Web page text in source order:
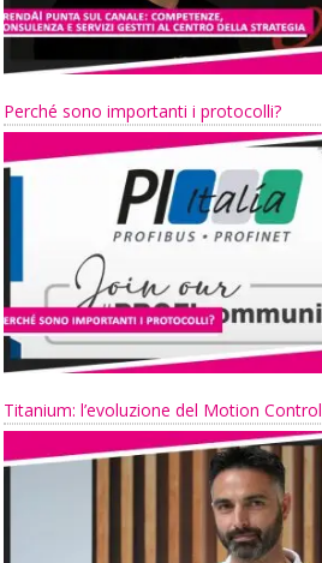
Perché sono importanti i protocolli?
Titanium: l’evoluzione del Motion Control